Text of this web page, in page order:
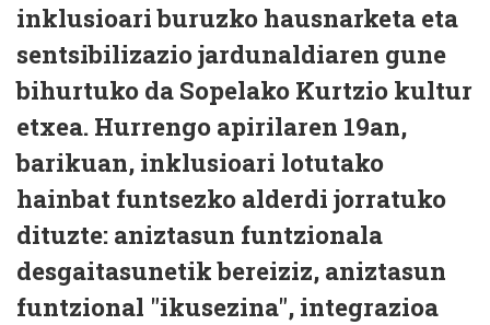
inklusioari buruzko hausnarketa eta
sentsibilizazio jardunaldiaren gune
bihurtuko da Sopelako Kurtzio kultur
etxea. Hurrengo apirilaren 19an,
barikuan, inklusioari lotutako
hainbat funtsezko alderdi jorratuko
dituzte: aniztasun funtzionala
desgaitasunetik bereiziz, aniztasun
funtzional "ikusezina", integrazioa